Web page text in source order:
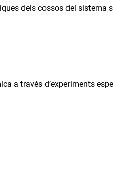
dels cossos del sistema
a través d’experiments